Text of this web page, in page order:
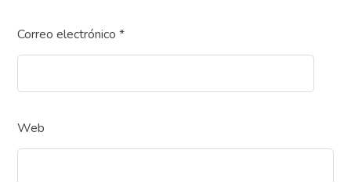
Correo electrónico*
Web